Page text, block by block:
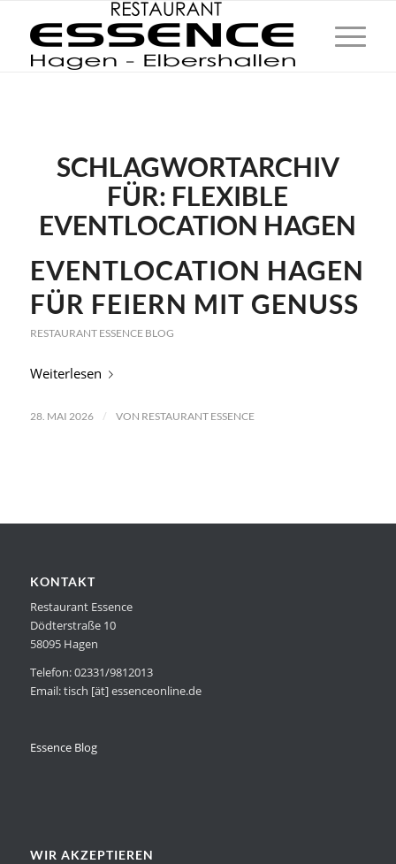
SCHLAGWORTARCHIV
FÜR: FLEXIBLE
EVENTLOCATION HAGEN
EVENTLOCATION HAGEN
FÜR FEIERN MIT GENUSS
RESTAURANT ESSENCE BLOG
Weiterlesen
28. MAI 2026 / VON RESTAURANT ESSENCE
KONTAKT
Restaurant Essence
Dödterstraße 10
58095 Hagen
Telefon: 02331/9812013
Email: tisch [ät] essenceonline.de
Essence Blog
WIR AKZEPTIEREN